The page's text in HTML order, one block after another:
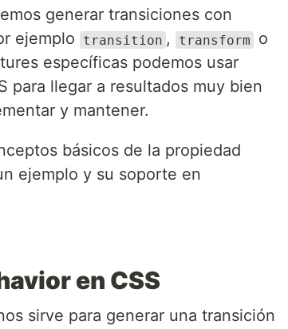
generar transiciones con
ejemplo
transition , transform o
específicas podemos usar
para llegar a resultados muy bien
y mantener.
básicos de la propiedad
ejemplo y su soporte en
en CSS
sirve para generar una transición